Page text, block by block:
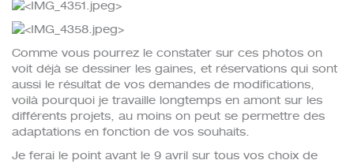
Comme vous pourrez le constater sur ces photos on
voit déjà se dessiner les gaines, et réservations qui sont
aussi le résultat de vos demandes de modifications,
voilà pourquoi je travaille longtemps en amont sur les
différents projets, au moins on peut se permettre des
adaptations en fonction de vos souhaits.
Je ferai le point avant le 9 avril sur tous vos choix de